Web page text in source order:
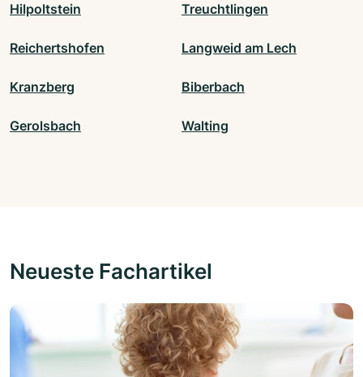
Hilpoltstein Treuchtlingen
Reichertshofen Langweid am Lech
Kranzberg Biberbach
Gerolsbach Walting
Neueste Fachartikel